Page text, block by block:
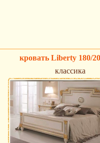
кровать Liberty 180/
классика